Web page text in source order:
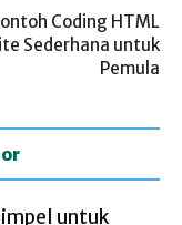
Coding HTML
Sederhana untuk
Pemula
untuk